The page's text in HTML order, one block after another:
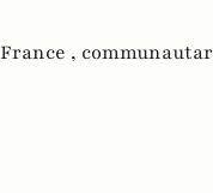
France ,